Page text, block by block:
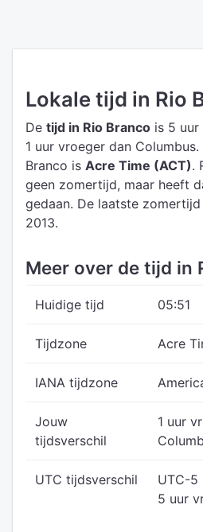
Lokale tijd in Rio
De tijd in Rio Branco is 5 uur
1 uur vroeger dan Columbus.
Branco is Acre Time (ACT).
geen zomertijd, maar heeft
gedaan. De laatste
2013.
Meer over de tijd in
Huidige tijd 05:51
Tijdzone Acre
IANA tijdzone
Jouw
tijdsverschil
1 uur
UTC tijdsverschil
UTC-5
5 uur